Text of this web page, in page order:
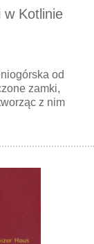
w Kotlinie
od
zamki,
z nim